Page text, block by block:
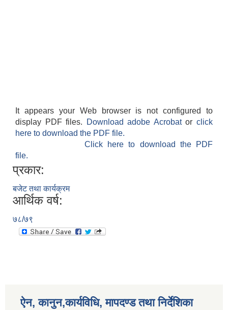
It appears your Web browser is not configured to
display PDF files.
Download adobe Acrobatorclick
here to download the PDF file.
Click here to download the PDF
file.
प्रकार:
बजेट तथा कार्यक्रम
आर्थिक वर्ष:
७८/७९
ऐन, कानुन,कार्यविधि, मापदण्ड तथा निर्देशिका